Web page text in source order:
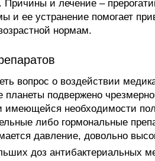
и лечение –
и ее устранение помогает
нормам.
вопрос о воздействии
подвержено
имеющейся необходимости
либо гормональные
давление, довольно
доз антибактериальных